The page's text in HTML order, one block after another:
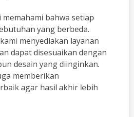
memahami bahwa setiap
yang berbeda.
menyediakan layanan
dapat disesuaikan dengan
desain yang diinginkan.
memberikan
agar hasil akhir lebih